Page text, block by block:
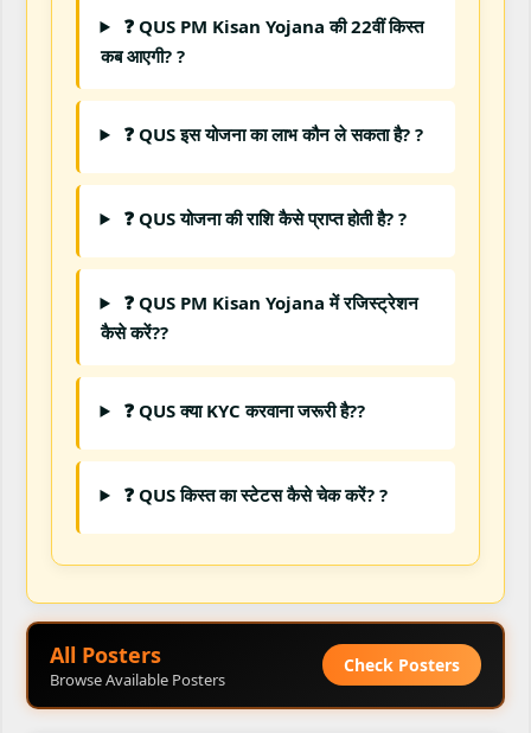
❓ QUS PM Kisan Yojana की 22वीं किस्त
कब आएगी? ?
❓ QUS इस योजना का लाभ कौन ले सकता है? ?
❓ QUS योजना की राशि कैसे प्राप्त होती है? ?
❓ QUS PM Kisan Yojana में रजिस्ट्रेशन
कैसे करें??
❓ QUS क्या KYC करवाना जरूरी है??
❓ QUS किस्त का स्टेटस कैसे चेक करें? ?
All Posters
Browse Available Posters
Check Posters